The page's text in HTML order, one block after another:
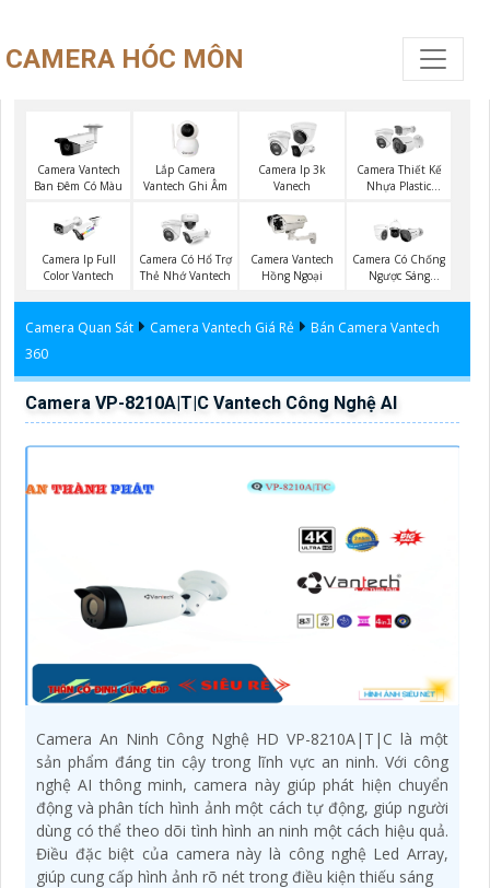
CAMERA HÓC MÔN
Camera Vantech
Ban Đêm Có Màu
Lắp Camera
Vantech Ghi Âm
Camera Ip 3k
Vanech
Camera Thiết Kế
Nhựa Plastic
Camera Ip Full
Color Vantech
Camera Có Hổ Trợ
Thẻ Nhớ Vantech
Camera Vantech
Hồng Ngoại
Camera Có Chống
Ngược Sáng
Camera Quan Sát Camera Vantech Giá Rẻ
Bán Camera Vantech
360
Camera VP-8210A|T|C Vantech Công Nghệ AI
Camera An Ninh Công Nghệ HD VP-8210A|T|C là một
sản phẩm đáng tin cậy trong lĩnh vực an ninh. Với công
nghệ AI thông minh, camera này giúp phát hiện chuyển
động và phân tích hình ảnh một cách tự động, giúp người
dùng có thể theo dõi tình hình an ninh một cách hiệu quả.
Điều đặc biệt của camera này là công nghệ Led Array,
giúp cung cấp hình ảnh rõ nét trong điều kiện thiếu sáng